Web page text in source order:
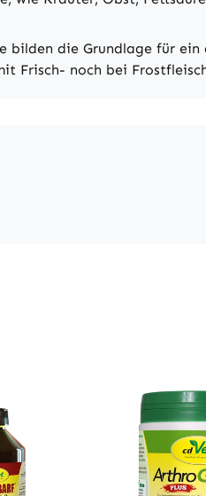
die Grundlage für
Frisch- noch bei